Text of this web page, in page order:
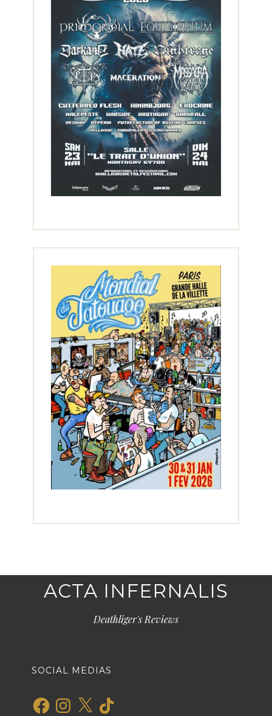
ACTA INFERNALIS
Deathliger's Reviews
SOCIAL MEDIAS
FacebookInstagram
X TikTok